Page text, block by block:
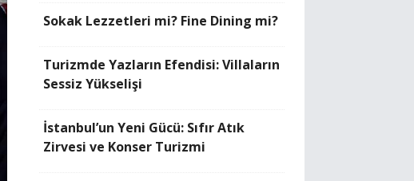
Sokak Lezzetleri mi? Fine Dining mi?
Turizmde Yazların Efendisi: Villaların
Sessiz Yükselişi
İstanbul’un Yeni Gücü: Sıfır Atık
Zirvesi ve Konser Turizmi